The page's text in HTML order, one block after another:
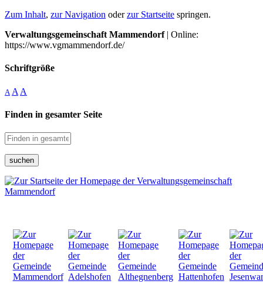
Zum Inhalt, zur Navigation oderzur Startseite springen.
Verwaltungsgemeinschaft Mammendorf| Online:
https://www.vgmammendorf.de/
Schriftgröße
A A A
Finden in gesamter Seite
suchen